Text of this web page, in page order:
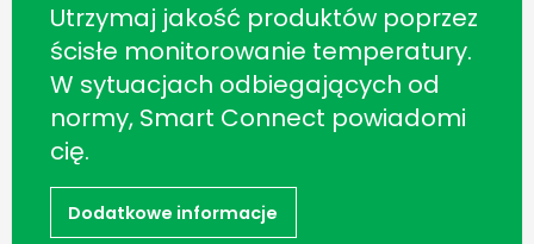
Utrzymaj jakość produktów poprzez
ścisłe monitorowanie temperatury.
W sytuacjach odbiegających od
normy, Smart Connect powiadomi
cię.
Dodatkowe informacje